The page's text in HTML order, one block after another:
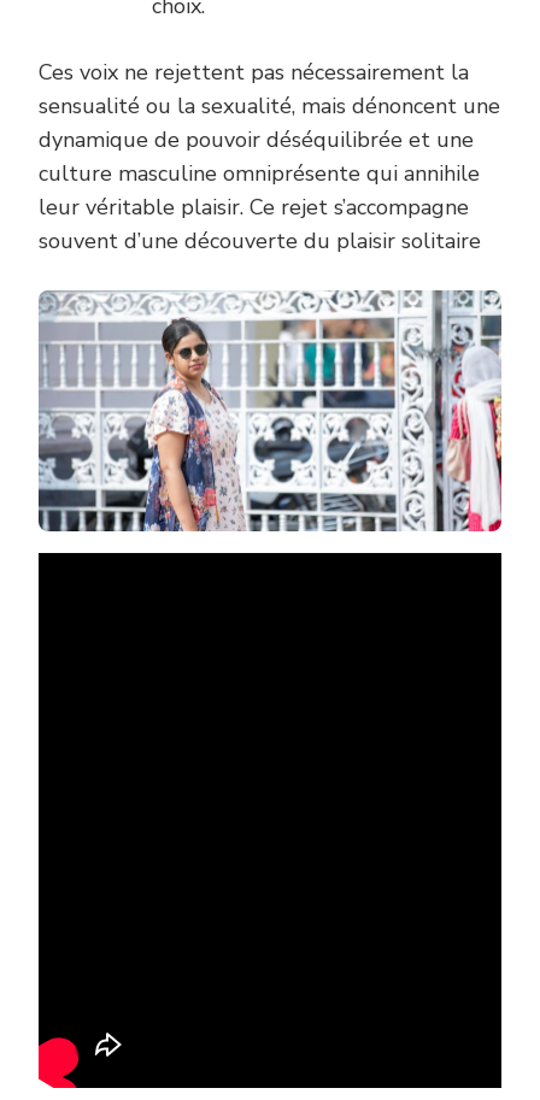
Ces voix ne rejettent pas nécessairement la
sensualité ou la sexualité, mais dénoncent une
dynamique de pouvoir déséquilibrée et une
culture masculine omniprésente qui annihile
leur véritable plaisir. Ce rejet s’accompagne
souvent d’une découverte du plaisir solitaire